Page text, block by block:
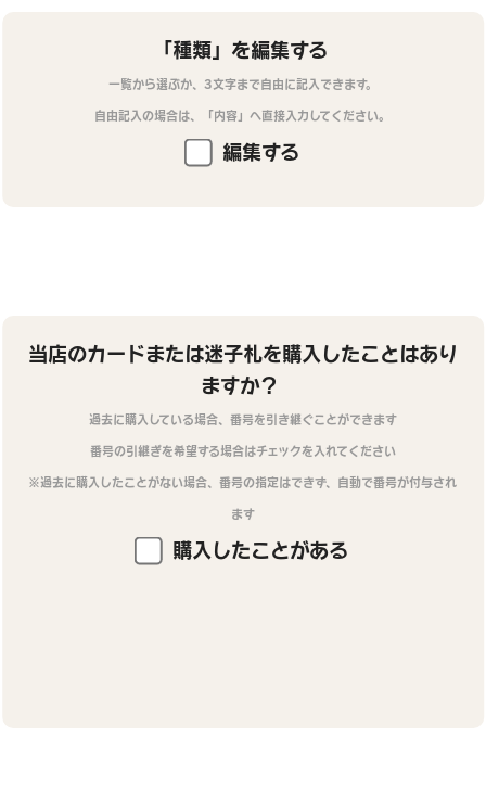
「種類」を編集する
一覧から選ぶか、3文字まで自由に記入できます。
自由記入の場合は、「内容」へ直接入力してください。
編集する
当店のカードまたは迷子札を購入したことはあり
ますか？
過去に購入している場合、番号を引き継ぐことができます
番号の引継ぎを希望する場合はチェックを入れてください
※過去に購入したことがない場合、番号の指定はできず、自動で番号が付与され
ます
購入したことがある